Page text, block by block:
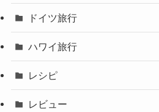
ドイツ旅行
ハワイ旅行
レシピ
レビュー